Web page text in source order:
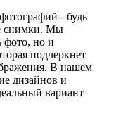
- будь
снимки. Мы
фото, но и
подчеркнет
В нашем
дизайнов и
вариант